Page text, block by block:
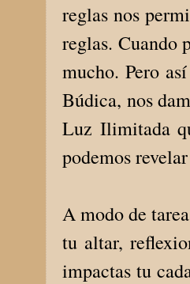
reglas nos
reglas. Cuando
mucho. Pero
Búdica, nos
Luz Ilimitada
podemos
A modo de
tu altar,
impactas tu